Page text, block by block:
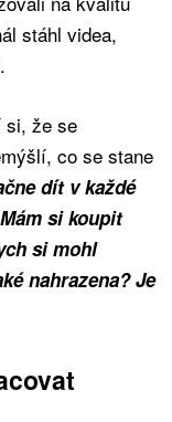
stáhl videa,
si, že se
co se stane
dít v každé
si koupit
si mohl
nahrazena? Je